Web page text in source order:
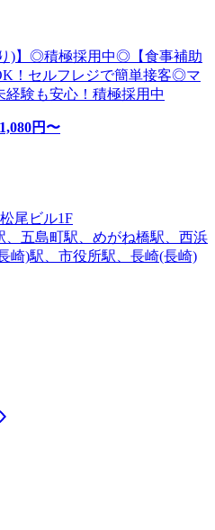
)】◎積極採用中◎【食事補助
！セルフレジで簡単接客◎マ
験も安心！積極採用中
1,080円〜
尾ビル1F
五島町駅、めがね橋駅、西浜
崎)駅、市役所駅、長崎(長崎)